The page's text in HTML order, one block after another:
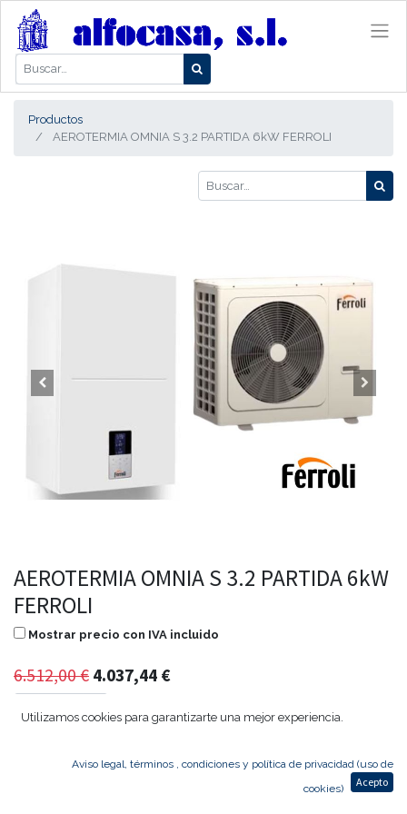
Productos
AEROTERMIA OMNIA S 3.2 PARTIDA 6kW FERROLI
AEROTERMIA OMNIA S 3.2 PARTIDA 6kW
FERROLI
Mostrar precio con IVA incluido
6.512,00€ 4.037,44 €
Utilizamos cookies para garantizarte una mejor experiencia.
Aviso legal, términos , condiciones y política de privacidad (uso de
cookies)
Acepto